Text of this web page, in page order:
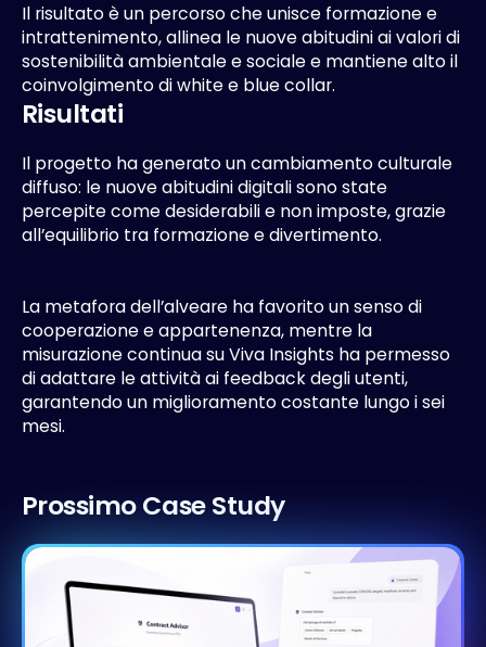
Il risultato è un percorso che unisce formazione e
intrattenimento, allinea le nuove abitudini ai valori di
sostenibilità ambientale e sociale e mantiene alto il
coinvolgimento di white e blue collar.
Risultati
Il progetto ha generato un cambiamento culturale
diffuso: le nuove abitudini digitali sono state
percepite come desiderabili e non imposte, grazie
all’equilibrio tra formazione e divertimento.
La metafora dell’alveare ha favorito un senso di
cooperazione e appartenenza, mentre la
misurazione continua su Viva Insights ha permesso
di adattare le attività ai feedback degli utenti,
garantendo un miglioramento costante lungo i sei
mesi.
ProssimoCaseStudy